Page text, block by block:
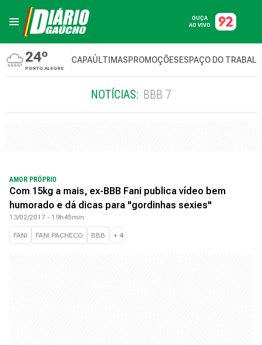
OUÇA
AO VIVO
24º
PORTO ALEGRE
CAPAÚLTIMASPROMOÇÕESESPAÇO DO
NOTÍCIAS: BBB 7
AMOR PRÓPRIO
Com 15kg a mais, ex-BBB Fani publica vídeo bem
humorado e dá dicas para "gordinhas sexies"
13/02/2017 - 19h45min
FANI FANI PACHECO BBB + 4